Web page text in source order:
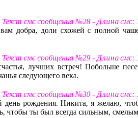
смс сообщения №28 - Д л и н асмс:
добра, доли схожей с полной
смс сообщения №29 - Д л и н асмс:
лучших встреч! Побольше
следующего века.
смс сообщения №30 - Д л и н асмс:
день рождения. Никита, я желаю,
чтобы ты был всегда сильным,